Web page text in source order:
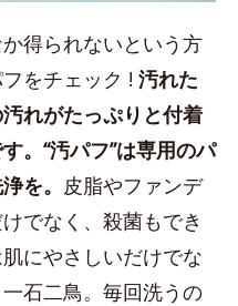
得られないという方
をチェック ! 汚れた
れがたっぷりと付着
。“汚パフ”は専用のパ
を。 皮脂やファンデ
でなく、殺菌もでき
にやさしいだけでな
石二鳥。毎回洗うの